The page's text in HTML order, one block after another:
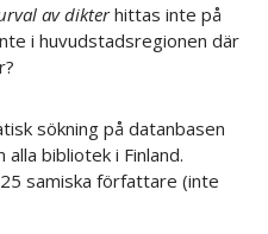
av dikterhittas inte på
i huvudstadsregionen där
sökning på datanbasen
bibliotek i Finland.
samiska författare (inte